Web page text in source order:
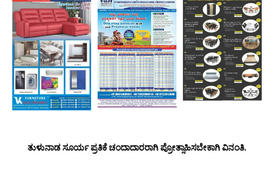
ತುಳುನಾಡ ಸೂರ್ಯ ಪ್ರತಿಕೆ ಚಂದಾದಾರರಾಗಿ ಪ್ರೋತ್ಸಾಹಿಸಬೇಕಾಗಿ ವಿನಂತಿ.